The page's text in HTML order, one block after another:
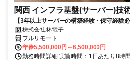
関西 インフラ基盤(サーバー)技
【3年以上サーバーの構築経験・保守経験
株式会社林電子
フルリモート
年俸5,500,000円～6,500,000円
勤務時間詳細 実働時間：1日あたり8時